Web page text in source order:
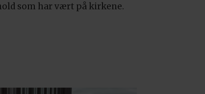
som har vært på kirkene.